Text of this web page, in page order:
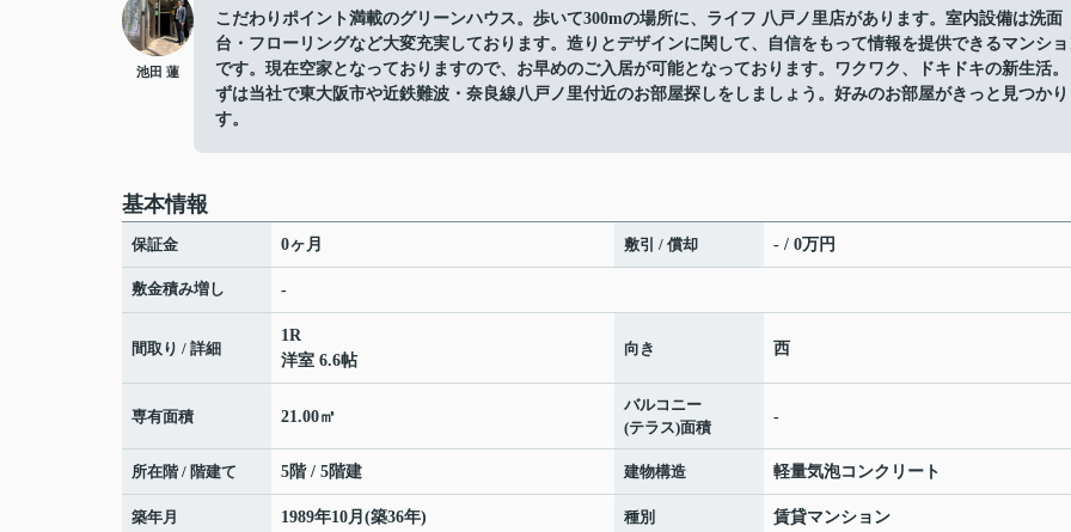
池田 蓮
こだわりポイント満載のグリーンハウス。歩いて300mの場所に、ライフ 八戸ノ里店があります。室内設備は洗面
台・フローリングなど大変充実しております。造りとデザインに関して、自信をもって情報を提供できるマンシ
です。現在空家となっておりますので、お早めのご入居が可能となっております。ワクワク、ドキドキの新生活
ずは当社で東大阪市や近鉄難波・奈良線八戸ノ里付近のお部屋探しをしましょう。好みのお部屋がきっと見つか
す。
基本情報
保証金 0ヶ月 敷引 / 償却 - / 0万円
敷金積み増し -
間取り / 詳細
1R
洋室 6.6帖
向き 西
専有面積 21.00㎡
バルコニー
(テラス)面積
-
所在階 / 階建て 5階 / 5階建 建物構造 軽量気泡コンクリート
築年月 1989年10月(築36年) 種別 賃貸マンション